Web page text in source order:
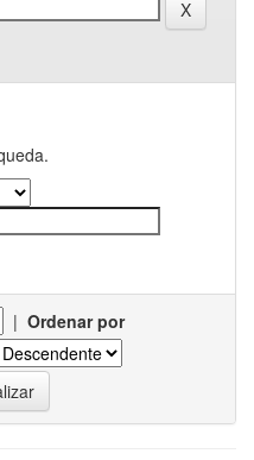
| Ordenar por